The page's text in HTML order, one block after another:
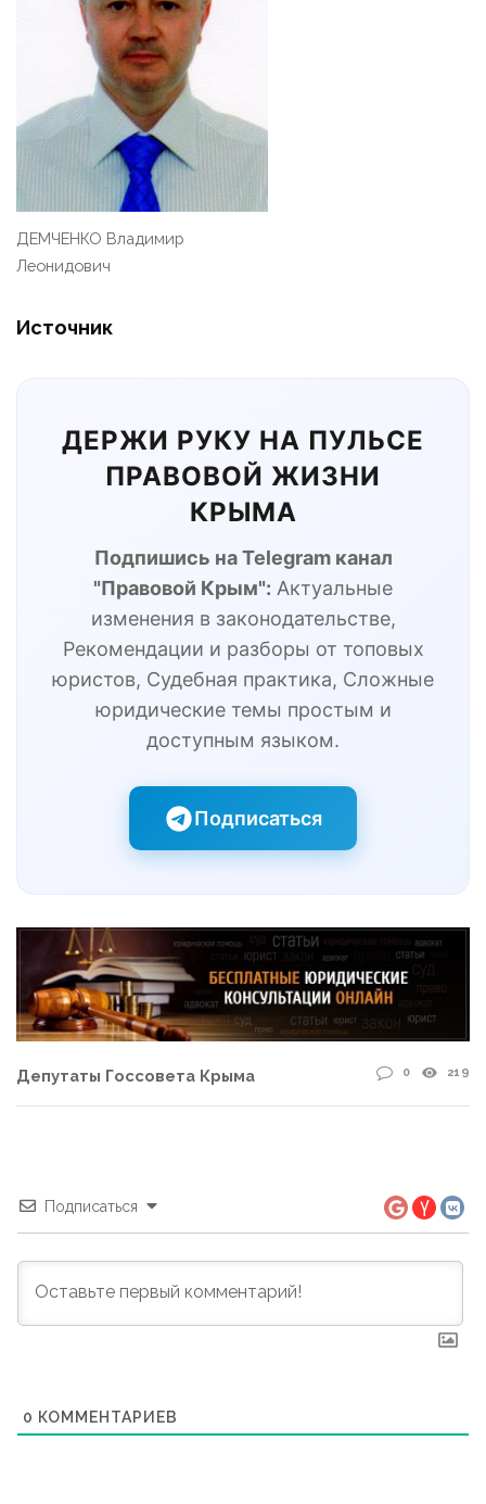
ДЕМЧЕНКО Владимир
Леонидович
Источник
ДЕРЖИ РУКУ НА ПУЛЬСЕ
ПРАВОВОЙ ЖИЗНИ
КРЫМА
Подпишись на Telegram канал
"Правовой Крым": Актуальные
изменения в законодательстве,
Рекомендации и разборы от топовых
юристов, Судебная практика, Сложные
юридические темы простым и
доступным языком.
Подписаться
Депутаты Госсовета Крыма 0 219
Подписаться
0 КОММЕНТАРИЕВ